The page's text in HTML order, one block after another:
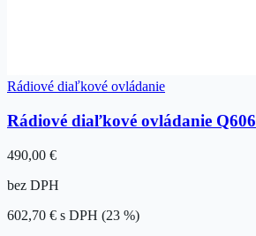
Rádiové diaľkové ovládanie
Rádiové diaľkové ovládanie Q606
490,00 €
bez DPH
602,70 € s DPH (23 %)